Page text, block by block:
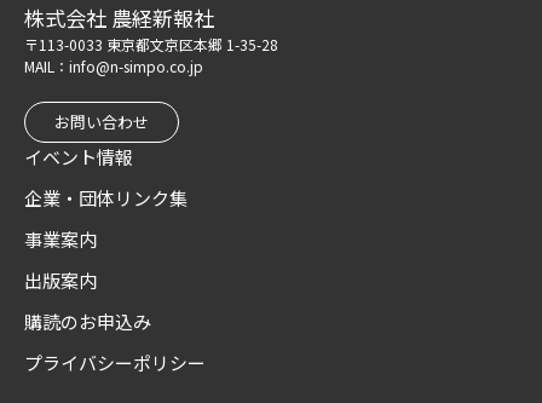
株式会社 農経新報社
〒113-0033 東京都文京区本郷 1-35-28
MAIL：info@n-simpo.co.jp
お問い合わせ
イベント情報
企業・団体リンク集
事業案内
出版案内
購読のお申込み
プライバシーポリシー